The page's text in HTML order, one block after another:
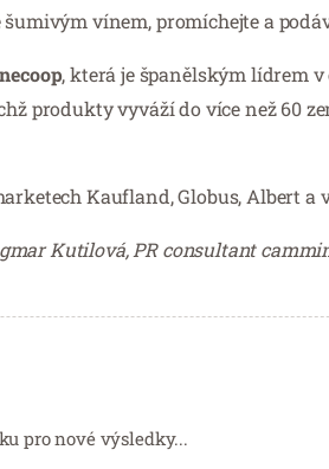
vínem, promíchejte a
, která je španělským lídrem v
produkty vyváží do více než 60
Kaufland, Globus, Albert a
Kutilová, PR consultant
pro nové výsledky...